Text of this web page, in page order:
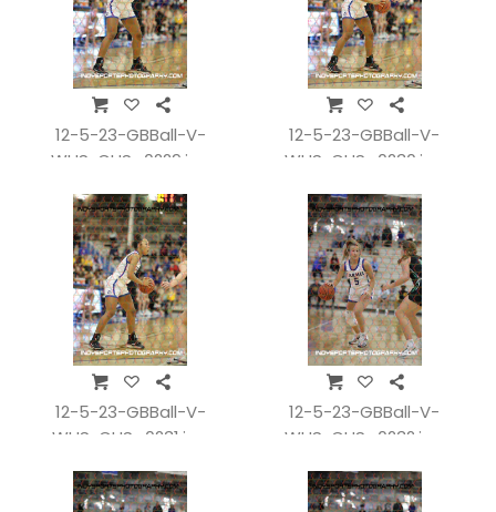
12-5-23-GBBall-V-
WHSvCHS_0229.jpg
12-5-23-GBBall-V-
WHSvCHS_0230.jpg
12-5-23-GBBall-V-
WHSvCHS_0231.jpg
12-5-23-GBBall-V-
WHSvCHS_0232.jpg